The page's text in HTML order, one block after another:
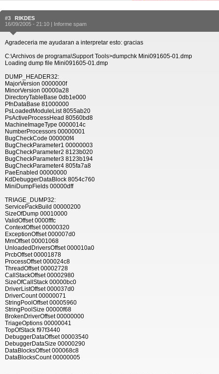
#3
RIKDES
16/09/2005 - 21:10 | Informe spam
Agradeceria me ayudaran a interpretar esto: gracias
C:\Archivos de programa\Support Tools>dumpchk Mini091605-01.dmp
Loading dump file Mini091605-01.dmp
DUMP_HEADER32:
MajorVersion 0000000f
MinorVersion 00000a28
DirectoryTableBase 0db1e000
PfnDataBase 81000000
PsLoadedModuleList 8055ab20
PsActiveProcessHead 80560bd8
MachineImageType 0000014c
NumberProcessors 00000001
BugCheckCode 000000f4
BugCheckParameter1 00000003
BugCheckParameter2 8123b020
BugCheckParameter3 8123b194
BugCheckParameter4 805fa7a8
PaeEnabled 00000000
KdDebuggerDataBlock 8054c760
MiniDumpFields 00000dff
TRIAGE_DUMP32:
ServicePackBuild 00000200
SizeOfDump 00010000
ValidOffset 0000fffc
ContextOffset 00000320
ExceptionOffset 000007d0
MmOffset 00001068
UnloadedDriversOffset 000010a0
PrcbOffset 00001878
ProcessOffset 000024c8
ThreadOffset 00002728
CallStackOffset 00002980
SizeOfCallStack 00000bc0
DriverListOffset 000037d0
DriverCount 00000071
StringPoolOffset 00005960
StringPoolSize 00000f68
BrokenDriverOffset 00000000
TriageOptions 00000041
TopOfStack f97f3440
DebuggerDataOffset 00003540
DebuggerDataSize 00000290
DataBlocksOffset 000068c8
DataBlocksCount 00000005